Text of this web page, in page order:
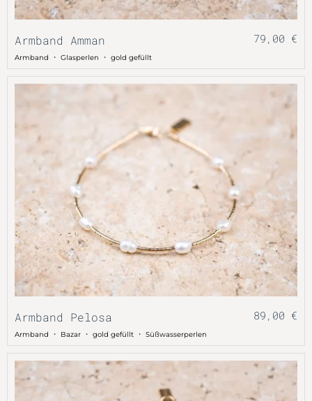
Armband Amman 79,00 €
Armband ・ Glasperlen ・ gold gefüllt
Armband Pelosa 89,00 €
Armband ・ Bazar ・ gold gefüllt ・ Süßwasserperlen